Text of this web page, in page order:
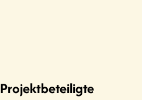
Projektbeteiligte